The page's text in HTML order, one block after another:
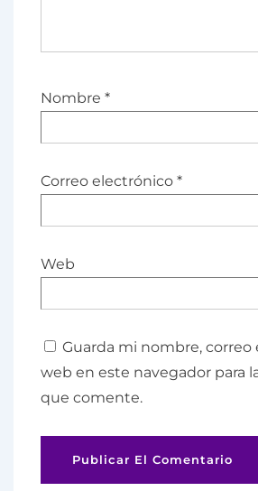
Nombre *
Correo electrónico *
Web
Guarda mi nombre, correo
web en este navegador para
que comente.